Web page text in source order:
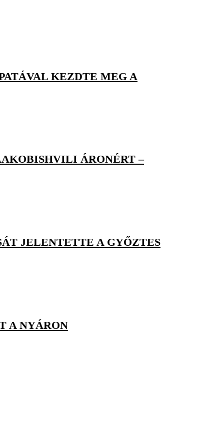
KEZDTE MEG A
ÁRONÉRT –
JELENTETTE A GYŐZTES
A NYÁRON